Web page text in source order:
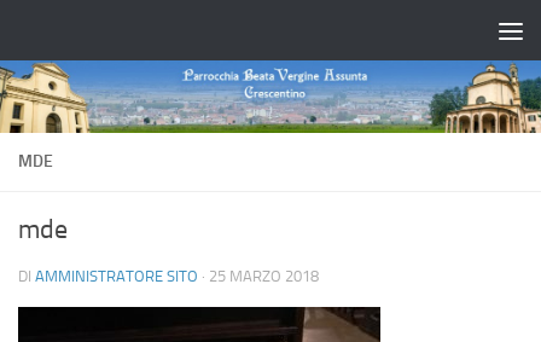
MDE
mde
DI AMMINISTRATORE SITO · 25 MARZO 2018